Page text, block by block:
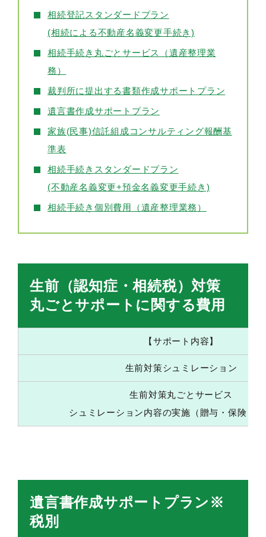
相続登記スタンダードプラン
(相続による不動産名義変更手続き)
相続手続き丸ごとサービス（遺産整理業
務）
裁判所に提出する書類作成サポートプラン
遺言書作成サポートプラン
家族(民事)信託組成コンサルティング報酬基
準表
相続手続きスタンダードプラン
(不動産名義変更+預金名義変更手続き)
相続手続き個別費用（遺産整理業務）
生前（認知症・相続税）対策
丸ごとサポートに関する費用
【サポート内容】
生前対策シュミレーション
生前対策丸ごとサービス
シュミレーション内容の実施（贈与・保険・
遺言書作成サポートプラン※
税別